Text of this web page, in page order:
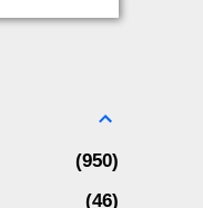
950
46